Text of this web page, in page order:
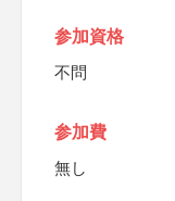
参加資格
不問
参加費
無し